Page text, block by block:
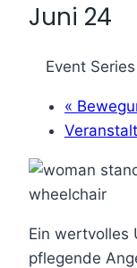
Juni 24
Event Series
«
Ein wertvolles
pflegende